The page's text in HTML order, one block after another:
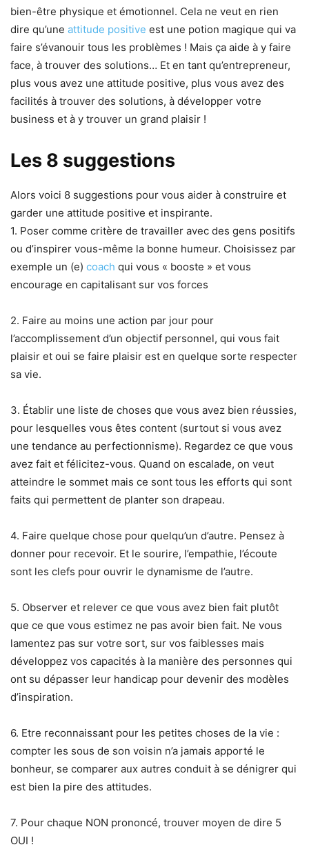
bien-être physique et émotionnel. Cela ne veut en rien
dire qu’une attitude positive est une potion magique qui va
faire s’évanouir tous les problèmes ! Mais ça aide à y faire
face, à trouver des solutions… Et en tant qu’entrepreneur,
plus vous avez une attitude positive, plus vous avez des
facilités à trouver des solutions, à développer votre
business et à y trouver un grand plaisir !
Les 8 suggestions
Alors voici 8 suggestions pour vous aider à construire et
garder une attitude positive et inspirante.
1. Poser comme critère de travailler avec des gens positifs
ou d’inspirer vous-même la bonne humeur. Choisissez par
exemple un (e) coach qui vous « booste » et vous
encourage en capitalisant sur vos forces
2. Faire au moins une action par jour pour
l’accomplissement d’un objectif personnel, qui vous fait
plaisir et oui se faire plaisir est en quelque sorte respecter
sa vie.
3. Établir une liste de choses que vous avez bien réussies,
pour lesquelles vous êtes content (surtout si vous avez
une tendance au perfectionnisme). Regardez ce que vous
avez fait et félicitez-vous. Quand on escalade, on veut
atteindre le sommet mais ce sont tous les efforts qui sont
faits qui permettent de planter son drapeau.
4. Faire quelque chose pour quelqu’un d’autre. Pensez à
donner pour recevoir. Et le sourire, l’empathie, l’écoute
sont les clefs pour ouvrir le dynamisme de l’autre.
5. Observer et relever ce que vous avez bien fait plutôt
que ce que vous estimez ne pas avoir bien fait. Ne vous
lamentez pas sur votre sort, sur vos faiblesses mais
développez vos capacités à la manière des personnes qui
ont su dépasser leur handicap pour devenir des modèles
d’inspiration.
6. Etre reconnaissant pour les petites choses de la vie :
compter les sous de son voisin n’a jamais apporté le
bonheur, se comparer aux autres conduit à se dénigrer qui
est bien la pire des attitudes.
7. Pour chaque NON prononcé, trouver moyen de dire 5
OUI !